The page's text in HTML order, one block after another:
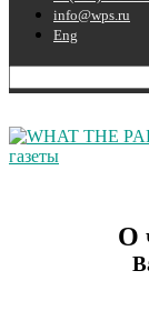
info@wps.ru
Eng
газеты
О